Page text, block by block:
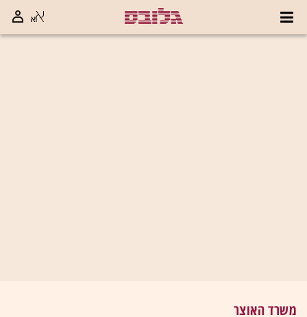
משרד האוצר